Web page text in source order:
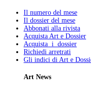
Il numero del mese
Il dossier del mese
Abbonati alla rivista
Acquista Art e Dossier
Acquista i dossier
Richiedi arretrati
Gli indici di Art e
Art News